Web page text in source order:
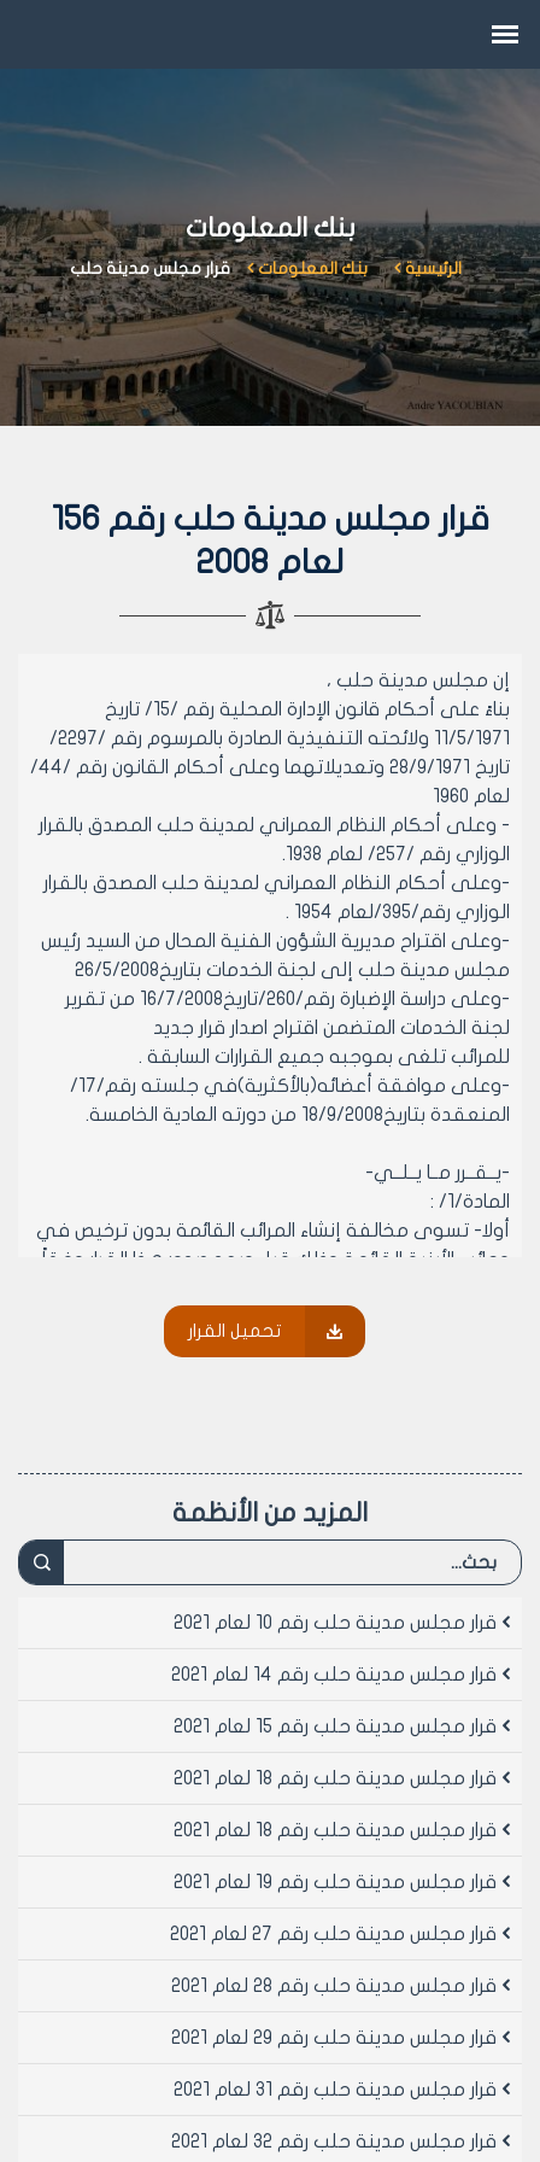
بنك المعلومات
الرئيسية بنك المعلومات قرار مجلس مدينة حلب
قرار مجلس مدينة حلب رقم 156
لعام 2008
إن مجلس مدينة حلب ،
بناءً على أحكام قانون الإدارة المحلية رقم /15/ تاريخ
11/5/1971 ولائحته التنفيذية الصادرة بالمرسوم رقم /2297/
تاريخ 28/9/1971 وتعديلاتهما وعلى أحكام القانون رقم /44/
لعام 1960
- وعلى أحكام النظام العمراني لمدينة حلب المصدق بالقرار
الوزاري رقم /257/ لعام 1938.
-وعلى أحكام النظام العمراني لمدينة حلب المصدق بالقرار
الوزاري رقم/395/لعام 1954 .
-وعلى اقتراح مديرية الشؤون الفنية المحال من السيد رئيس
مجلس مدينة حلب إلى لجنة الخدمات بتاريخ26/5/2008
-وعلى دراسة الإضبارة رقم/260/تاريخ16/7/2008 من تقرير
لجنة الخدمات المتضمن اقتراح اصدار قرار جديد
للمرائب تلغى بموجبه جميع القرارات السابقة .
-وعلى موافقة أعضائه(بالأكثرية)في جلسته رقم/17/
المنعقدة بتاريخ18/9/2008 من دورته العادية الخامسة.
-يــقــرر مــا يــلــي-
المادة/1/ :
أولا- تسوى مخالفة إنشاء المرائب القائمة بدون ترخيص في
وجائب الأبنية القائمة وذلك قبل وبعد صدور هذا القرار وفقاً
لعام 1954 والقرارات النافذة الخاصة بهذين النظامين قبل
مخالفات المقسم محسومة ) .
للمقسم المطلوب تسوية المرآب ضمنه أو أية وثيقة
تثبت الملكية .
- سند تعهد موثق لدى الكاتب بالعدل يتنازل بموجبه مالك
إلى سطحه إلى مالك المقسم الذي يعلوه مباشرة وبنفس
عدم وجود
من جراء إنشاء المرآب .
المرآب من مديرية الشؤون الفنية .
ثانياً- شروط و أحكام عامة :
- أن تكون مساحة المرآب ضمن عشر مساحة الوجيبة
- أن تكون مساحة المرآب ضمن عشر الوجائب الخالية لكامل
تابع قرار مجلس مدينة حلب رقم/ /-ص-/2/
العمرانيين المذكورين في الفقرة أولا ًوالقرارات النافذة
تحميل القرار
المزيد من الأنظمة
قرار مجلس مدينة حلب رقم 10 لعام 2021
قرار مجلس مدينة حلب رقم 14 لعام 2021
قرار مجلس مدينة حلب رقم 15 لعام 2021
قرار مجلس مدينة حلب رقم 18 لعام 2021
قرار مجلس مدينة حلب رقم 18 لعام 2021
قرار مجلس مدينة حلب رقم 19 لعام 2021
قرار مجلس مدينة حلب رقم 27 لعام 2021
قرار مجلس مدينة حلب رقم 28 لعام 2021
قرار مجلس مدينة حلب رقم 29 لعام 2021
قرار مجلس مدينة حلب رقم 31 لعام 2021
قرار مجلس مدينة حلب رقم 32 لعام 2021